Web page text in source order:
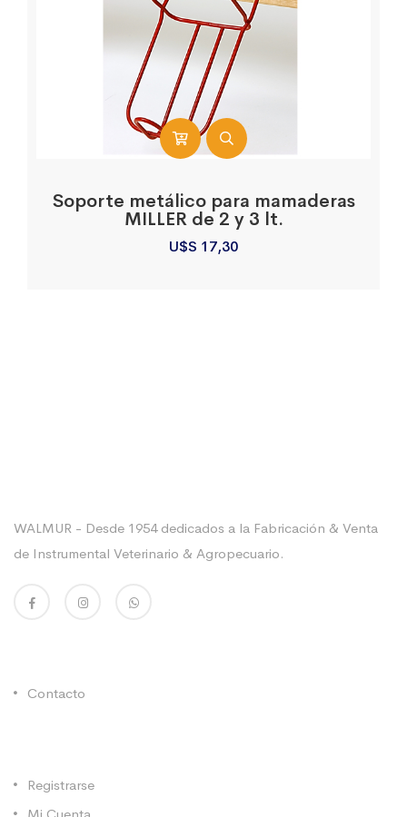
Soporte metálico para mamaderas
MILLER de 2 y 3 lt.
U$S 17,30
WALMUR - Desde 1954 dedicados a la Fabricación & Venta
de Instrumental Veterinario & Agropecuario.
Contacto
Registrarse